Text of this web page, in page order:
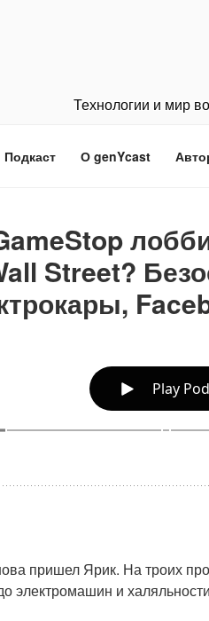
Технологии и мир
Подкаст О genYcast
Street?
пришел Ярик. На троих
электромашин и